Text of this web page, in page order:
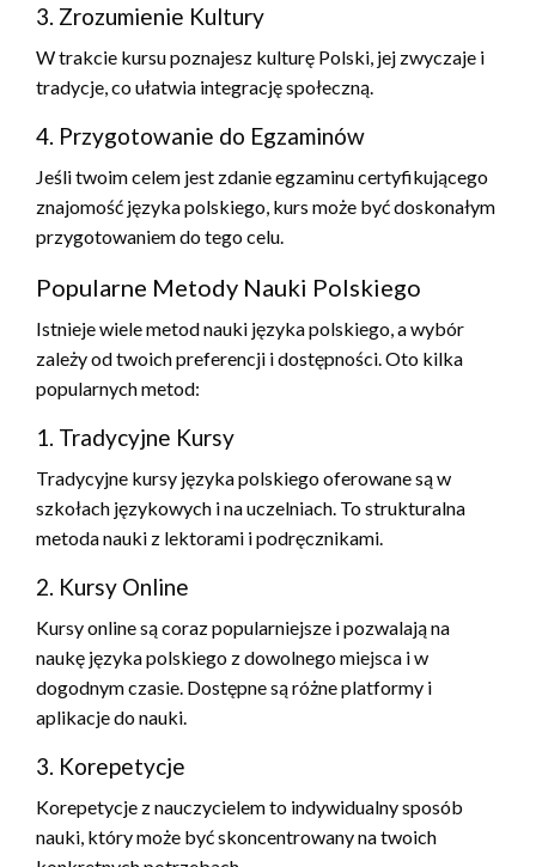
3. Zrozumienie Kultury
W trakcie kursu poznajesz kulturę Polski, jej zwyczaje i
tradycje, co ułatwia integrację społeczną.
4. Przygotowanie do Egzaminów
Jeśli twoim celem jest zdanie egzaminu certyfikującego
znajomość języka polskiego, kurs może być doskonałym
przygotowaniem do tego celu.
Popularne Metody Nauki Polskiego
Istnieje wiele metod nauki języka polskiego, a wybór
zależy od twoich preferencji i dostępności. Oto kilka
popularnych metod:
1. Tradycyjne Kursy
Tradycyjne kursy języka polskiego oferowane są w
szkołach językowych i na uczelniach. To strukturalna
metoda nauki z lektorami i podręcznikami.
2. Kursy Online
Kursy online są coraz popularniejsze i pozwalają na
naukę języka polskiego z dowolnego miejsca i w
dogodnym czasie. Dostępne są różne platformy i
aplikacje do nauki.
3. Korepetycje
Korepetycje z nauczycielem to indywidualny sposób
nauki, który może być skoncentrowany na twoich